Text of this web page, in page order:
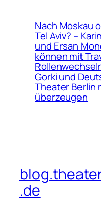
Nach Moskau
Tel Aviv? –
und Ersan
können mit
Gorki und
Theater Berlin
überzeugen
.de